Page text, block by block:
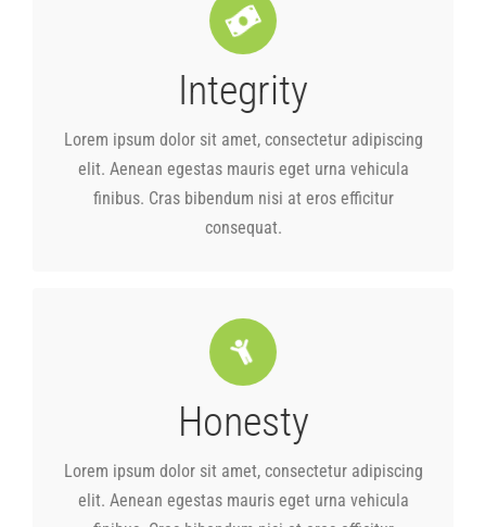
Integrity
Lorem ipsum dolor sit amet, consectetur adipiscing
elit. Aenean egestas mauris eget urna vehicula
finibus. Cras bibendum nisi at eros efficitur
consequat.
Lorem ipsum dolor sit amet, consectetur adipiscing
elit. Aenean egestas mauris eget urna vehicula
finibus. Cras bibendum nisi at eros efficitur
consequat.
Honesty
Lorem ipsum dolor sit amet, consectetur adipiscing
elit. Aenean egestas mauris eget urna vehicula
Lorem ipsum dolor sit amet, consectetur adipiscing
elit. Aenean egestas mauris eget urna vehicula
finibus. Cras bibendum nisi at eros efficitur
consequat.